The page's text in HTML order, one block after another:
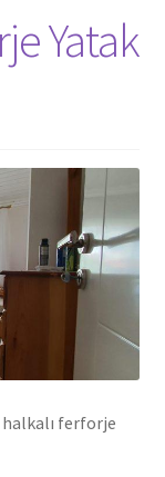
Yatak
ferforje